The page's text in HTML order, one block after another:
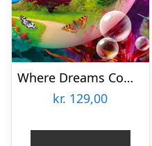
Where Dreams Come True
kr. 129,00